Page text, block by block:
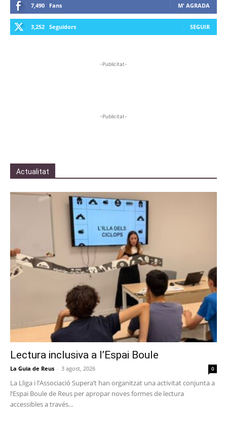
7,490 Fans M' AGRADA
3,252 Seguidors SEGUIR
-Publicitat-
-Publicitat-
Actualitat
Lectura inclusiva a l’Espai Boule
La Guia de Reus - 3 agost, 2026 0
La Lliga i l’Associació Supera’t han organitzat una activitat conjunta a
l’Espai Boule de Reus per apropar noves formes de lectura
accessibles a través...